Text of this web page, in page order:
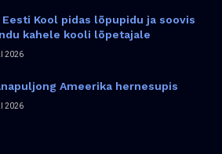
Kool pidas lõpupidu ja soovis
kahele kooli lõpetajale
2026
Ameerika hernesupis
2026